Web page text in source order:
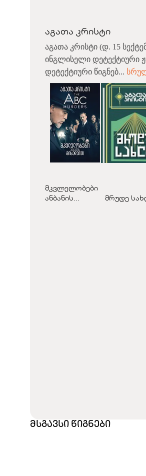
აგათა კრისტი
აგათა კრისტი (დ. 15
ინგლისელი დეტექტიური
დეტექტიური წიგნებ...
მკვლელობები
ანბანის...
მრუდე
მსგავსი წიგნები